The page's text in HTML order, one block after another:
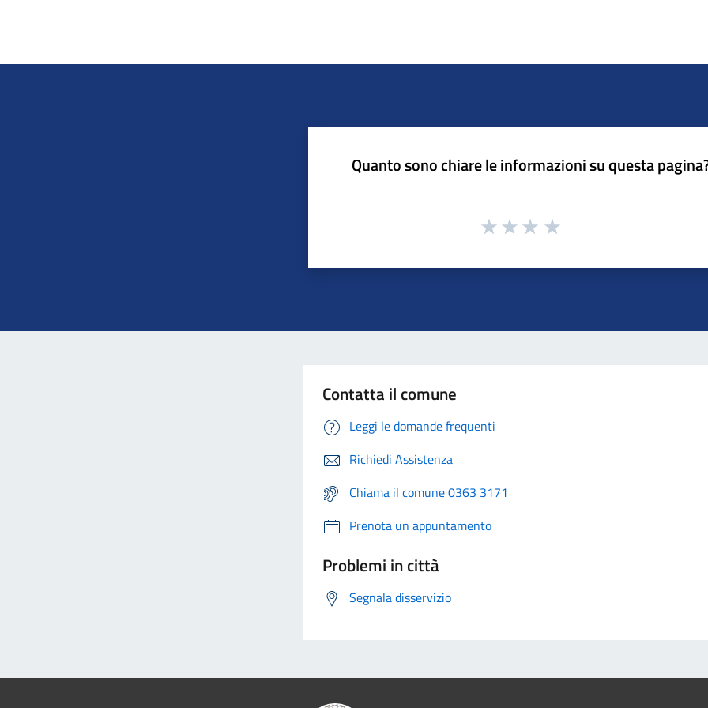
Quanto sono chiare le informazioni su questa
Contatta il comune
Leggi le domande frequenti
Richiedi Assistenza
Chiama il comune 0363 3171
Prenota un appuntamento
Problemi in città
Segnala disservizio